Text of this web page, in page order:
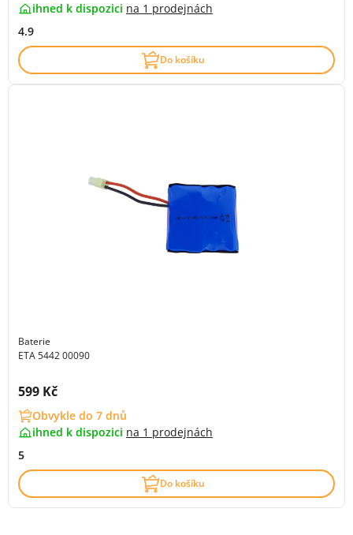
ihned k dispozici na 1 prodejnách
4.9
Do košíku
Baterie
ETA 5442 00090
Cena s DPH:
599 Kč
Obvykle do 7 dnů
ihned k dispozici na 1 prodejnách
5
Do košíku